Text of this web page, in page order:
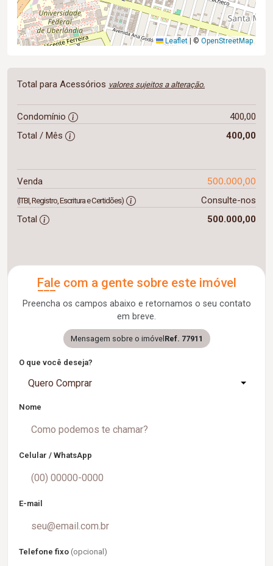
Leaflet © OpenStreetMap
Total para Acessórios valores sujeitos a alteração.
Condomínio
400,00
Total / Mês
400,00
Venda 500.000,00
(ITBI, Registro, Escritura e Certidões)
Consulte-nos
Total
500.000,00
Fale com a gente sobre este imóvel
Preencha os campos abaixo e retornamos o seu contato
em breve.
Mensagem sobre o imóvel Ref. 77911
O que você deseja?
Quero Comprar
Nome
Celular / WhatsApp
E-mail
Telefone fixo (opcional)